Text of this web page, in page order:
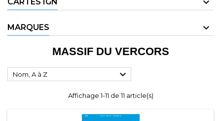
MARQUES
MASSIF DU VERCORS
Nom, A à Z 
Affichage 1-11 de 11 article(s)